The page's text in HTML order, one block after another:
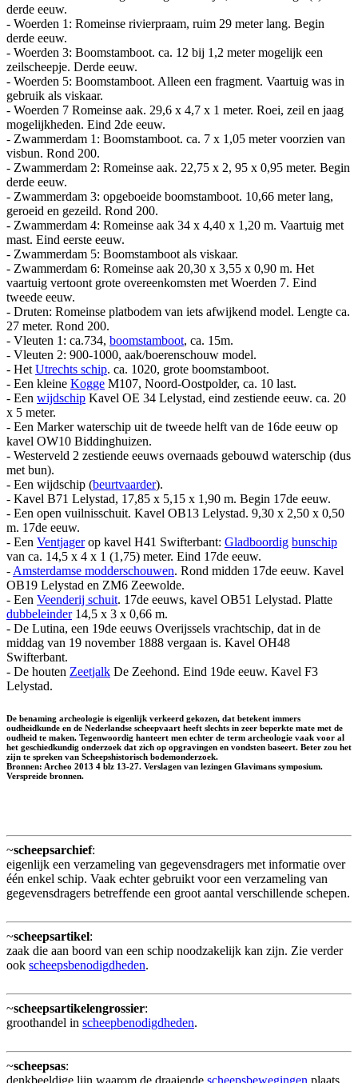
derde eeuw.
- Woerden 1: Romeinse rivierpraam, ruim 29 meter lang. Begin
derde eeuw.
- Woerden 3: Boomstamboot. ca. 12 bij 1,2 meter mogelijk een
zeilscheepje. Derde eeuw.
- Woerden 5: Boomstamboot. Alleen een fragment. Vaartuig was in
gebruik als viskaar.
- Woerden 7 Romeinse aak. 29,6 x 4,7 x 1 meter. Roei, zeil en jaag
mogelijkheden. Eind 2de eeuw.
- Zwammerdam 1: Boomstamboot. ca. 7 x 1,05 meter voorzien van
visbun. Rond 200.
- Zwammerdam 2: Romeinse aak. 22,75 x 2, 95 x 0,95 meter. Begin
derde eeuw.
- Zwammerdam 3: opgeboeide boomstamboot. 10,66 meter lang,
geroeid en gezeild. Rond 200.
- Zwammerdam 4: Romeinse aak 34 x 4,40 x 1,20 m. Vaartuig met
mast. Eind eerste eeuw.
- Zwammerdam 5: Boomstamboot als viskaar.
- Zwammerdam 6: Romeinse aak 20,30 x 3,55 x 0,90 m. Het
vaartuig vertoont grote overeenkomsten met Woerden 7. Eind
tweede eeuw.
- Druten: Romeinse platbodem van iets afwijkend model. Lengte ca.
27 meter. Rond 200.
- Vleuten 1: ca.734, boomstamboot, ca. 15m.
- Vleuten 2: 900-1000, aak/boerenschouw model.
- Het Utrechts schip. ca. 1020, grote boomstamboot.
- Een kleine Kogge M107, Noord-Oostpolder, ca. 10 last.
- Een wijdschip Kavel OE 34 Lelystad, eind zestiende eeuw. ca. 20
x 5 meter.
- Een Marker waterschip uit de tweede helft van de 16de eeuw op
kavel OW10 Biddinghuizen.
- Westerveld 2 zestiende eeuws overnaads gebouwd waterschip (dus
met bun).
- Een wijdschip (beurtvaarder).
- Kavel B71 Lelystad, 17,85 x 5,15 x 1,90 m. Begin 17de eeuw.
- Een open vuilnisschuit. Kavel OB13 Lelystad. 9,30 x 2,50 x 0,50
m. 17de eeuw.
- Een Ventjagerop kavel H41 Swifterbant: Gladboordig bunschip
van ca. 14,5 x 4 x 1 (1,75) meter. Eind 17de eeuw.
- Amsterdamse modderschouwen. Rond midden 17de eeuw. Kavel
OB19 Lelystad en ZM6 Zeewolde.
- Een Veenderij schuit. 17de eeuws, kavel OB51 Lelystad. Platte
dubbeleinder14,5 x 3 x 0,66 m.
- De Lutina, een 19de eeuws Overijssels vrachtschip, dat in de
middag van 19 november 1888 vergaan is. Kavel OH48
Swifterbant.
- De houten Zeetjalk De Zeehond. Eind 19de eeuw. Kavel F3
Lelystad.
De benaming archeologie is eigenlijk verkeerd gekozen, dat betekent immers
oudheidkunde en de Nederlandse scheepvaart heeft slechts in zeer beperkte mate met de
oudheid te maken. Tegenwoordig hanteert men echter de term archeologie vaak voor al
het geschiedkundig onderzoek dat zich op opgravingen en vondsten baseert. Beter zou het
zijn te spreken van Scheepshistorisch bodemonderzoek.
Bronnen: Archeo 2013 4 blz 13-27. Verslagen van lezingen Glavimans symposium.
Verspreide bronnen.
~scheepsarchief:
eigenlijk een verzameling van gegevensdragers met informatie over
één enkel schip. Vaak echter gebruikt voor een verzameling van
gegevensdragers betreffende een groot aantal verschillende schepen.
~scheepsartikel:
zaak die aan boord van een schip noodzakelijk kan zijn. Zie verder
ook scheepsbenodigdheden.
~scheepsartikelengrossier:
groothandel in scheepbenodigdheden.
~scheepsas: